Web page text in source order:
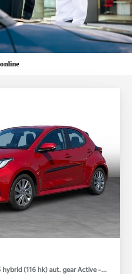
hybrid (116 hk) aut. gear Active -